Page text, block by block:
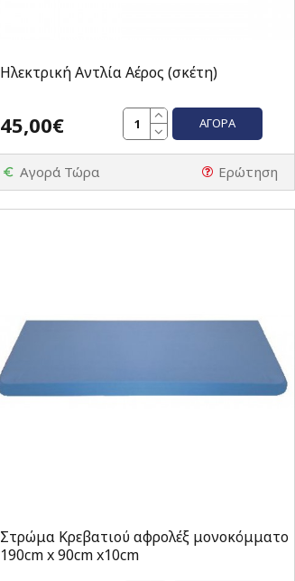
Ηλεκτρική Αντλία Αέρος (σκέτη)
45,00€ ΑΓΟΡΆ
Αγορά Τώρα Ερώτηση
Στρώμα Κρεβατιού αφρολέξ μονοκόμματο
190cm x 90cm x10cm